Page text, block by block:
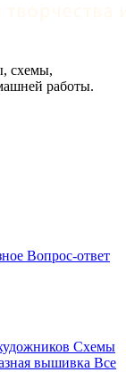
схемы,
работы.
Вопрос-ответ
Схемы
вышивка Все